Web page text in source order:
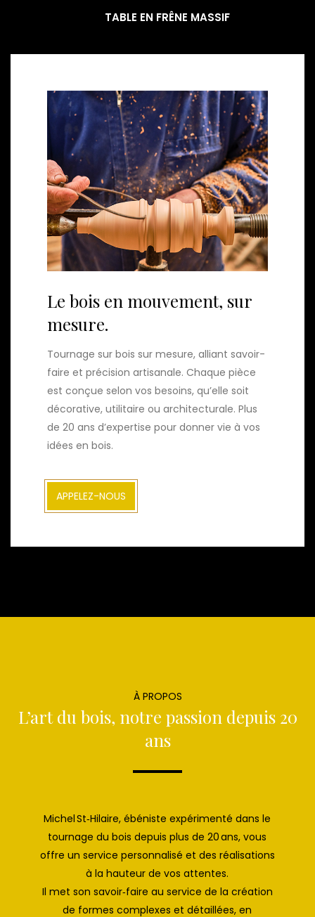
TABLE EN FRÊNE MASSIF
Le bois en mouvement, sur
mesure.
Tournage sur bois sur mesure, alliant savoir-
faire et précision artisanale. Chaque pièce
est conçue selon vos besoins, qu’elle soit
décorative, utilitaire ou architecturale. Plus
de 20 ans d’expertise pour donner vie à vos
idées en bois.
APPELEZ-NOUS
À PROPOS
L’art du bois, notre passion depuis 20
ans
Michel St‑Hilaire, ébéniste expérimenté dans le
tournage du bois depuis plus de 20 ans, vous
offre un service personnalisé et des réalisations
à la hauteur de vos attentes.
Il met son savoir‑faire au service de la création
de formes complexes et détaillées, en